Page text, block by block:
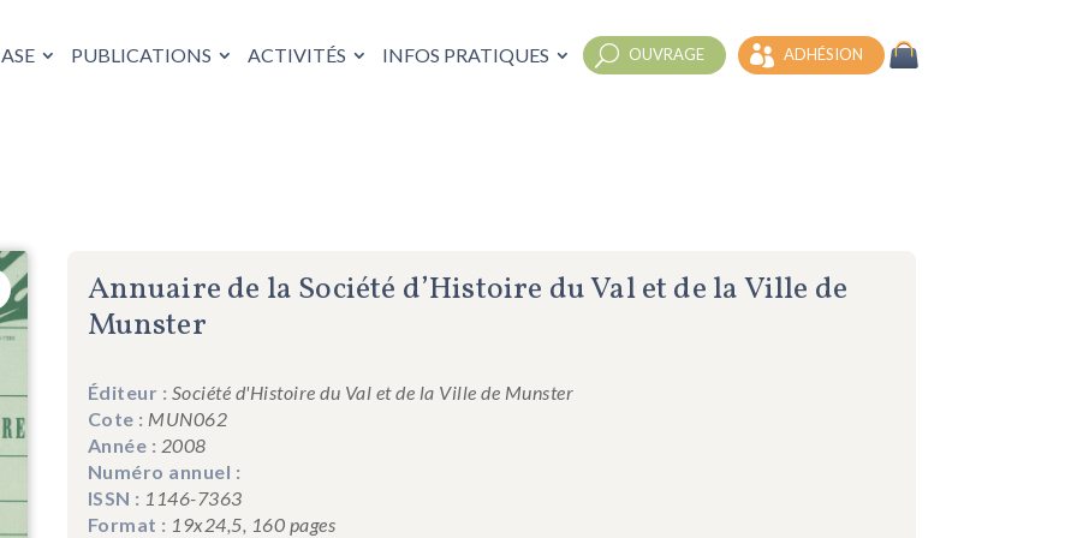
PUBLICATIONS ACTIVITÉS INFOS PRATIQUES OUVRAGE ADHÉSION
Annuaire de la Société d’Histoire du Val et de la Ville de
Munster
Éditeur : Société d'Histoire du Val et de la Ville de Munster
Cote : MUN062
Année : 2008
Numéro annuel :
ISSN : 1146-7363
Format : 19x24,5, 160 pages